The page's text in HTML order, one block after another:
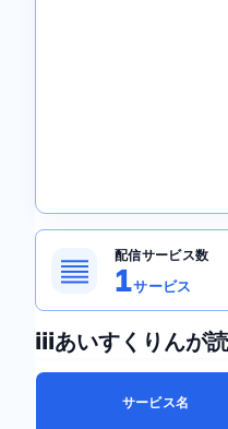
▤
配信サービス数
1サービス
iiiあいすくりんが
サービス名